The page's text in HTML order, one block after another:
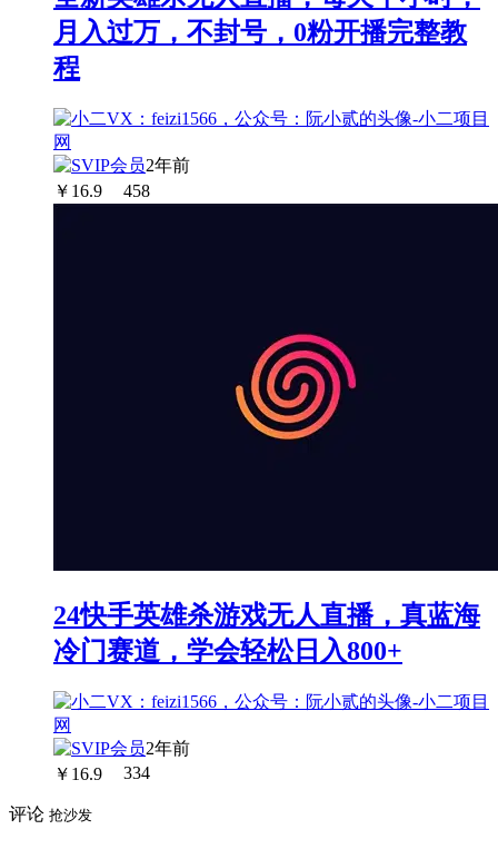
月入过万，不封号，0粉开播完整教
程
2年前
￥ 16.9 458
24快手英雄杀游戏无人直播，真蓝海
冷门赛道，学会轻松日入800+
2年前
￥ 16.9 334
评论 抢沙发